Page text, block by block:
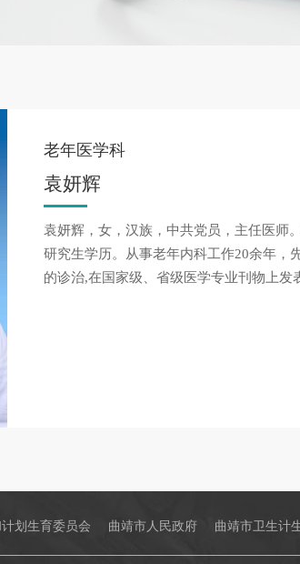
老年医学科
袁妍辉
袁妍辉，女，汉族，中共党员，主任医师
研究生学历。从事老年内科工作20余年，
的诊治,在国家级、省级医学专业刊物上发
划生育委员会 曲靖市人民政府 曲靖市卫生计